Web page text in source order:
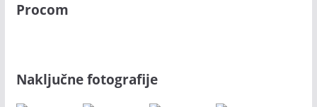
Procom
Naključne fotografije